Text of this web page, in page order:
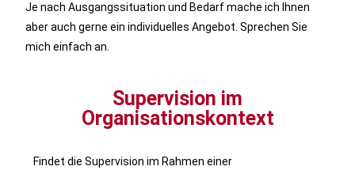
Je nach Ausgangssituation und Bedarf mache ich Ihnen
aber auch gerne ein individuelles Angebot. Sprechen Sie
mich einfach an.
Supervision im
Organisationskontext
Findet die Supervision im Rahmen einer